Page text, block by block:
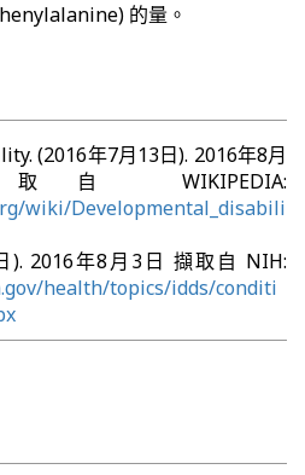
的量。
(2016年7月13日). 2016年8月
WIKIPEDIA:
wiki/Developmental_disabili
). 2016年8月3日 擷取自 NIH:
health/topics/idds/conditi